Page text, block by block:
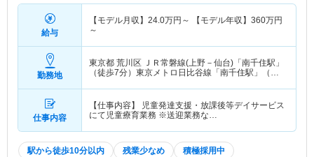
給与
【モデル月収】 24.0万円～ 【モデル年収】 360万円
～
勤務地
東京都 荒川区 ＪＲ常磐線(上野－仙台)「南千住駅」
（徒歩7分）東京メトロ日比谷線「南千住駅」（徒
仕事内容
【仕事内容】 児童発達支援・放課後等デイサービス
にて児童療育業務 ※送迎業務な…
駅から徒歩10分以内 残業少なめ 積極採用中